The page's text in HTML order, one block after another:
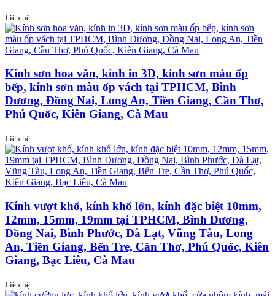
Liên hệ
Kính sơn hoa văn, kính in 3D, kính sơn màu ốp
bếp, kính sơn màu ốp vách tại TPHCM, Bình
Dương, Đồng Nai, Long An, Tiền Giang, Cần Thơ,
Phú Quốc, Kiên Giang, Cà Mau
Liên hệ
Kính vượt khổ, kính khổ lớn, kính đặc biệt 10mm,
12mm, 15mm, 19mm tại TPHCM, Bình Dương,
Đồng Nai, Bình Phước, Đà Lạt, Vũng Tàu, Long
An, Tiền Giang, Bến Tre, Cần Thơ, Phú Quốc, Kiên
Giang, Bạc Liêu, Cà Mau
Liên hệ